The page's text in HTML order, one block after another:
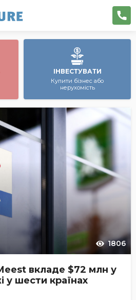
ІНВЕСТУВАТИ
Купити бізнес або
нерухомість
1806
вкладе $72 млн у
у шести країнах